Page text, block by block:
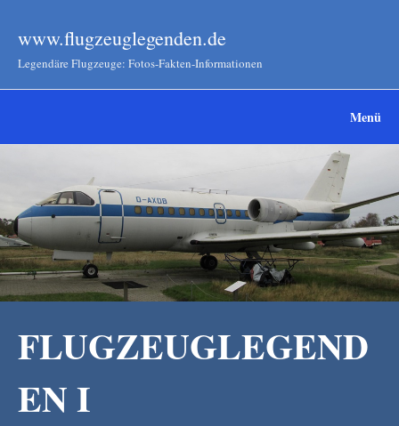
www.flugzeuglegenden.de
Legendäre Flugzeuge: Fotos-Fakten-Informationen
Menü
FLUGZEUGLEGEND
EN I